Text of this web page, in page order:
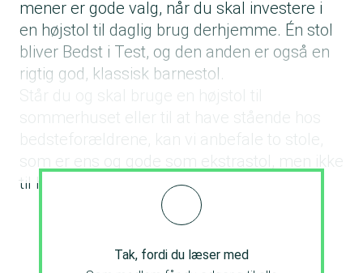
mener er gode valg, når du skal investere i
en højstol til daglig brug derhjemme. Én stol
bliver Bedst i Test, og den anden er også en
rigtig god, klassisk barnestol.
sommerhuset eller til at have stående hos
bedsteforældrene, kan vi anbefale to stole,
som er ens og gode som ekstrastol, men ikke
til hverdag.
Tak, fordi du læser med